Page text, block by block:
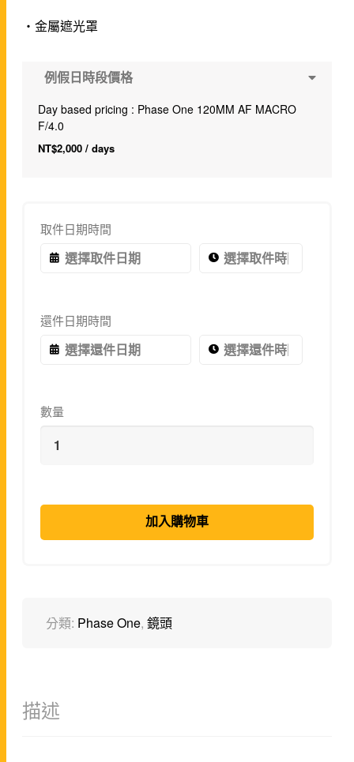
・金屬遮光罩
例假日時段價格
Day based pricing : Phase One 120MM AF MACRO
F/4.0
NT$2,000 / days
取件日期時間
還件日期時間
數量
加入購物車
分類: Phase One,鏡頭
描述